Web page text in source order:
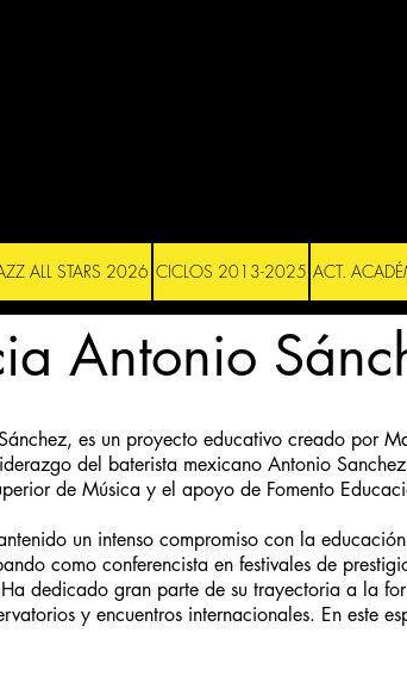
ALL STARS 2026 CICLOS 2013-2025 ACT.
Antonio
es un proyecto educativo creado por
del baterista mexicano Antonio
de Música y el apoyo de Fomento
un intenso compromiso con la
como conferencista en festivales de
dedicado gran parte de su trayectoria a la
y encuentros internacionales. En este